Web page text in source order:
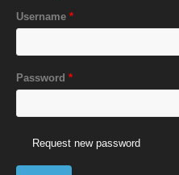
Username *
Password *
Request new password